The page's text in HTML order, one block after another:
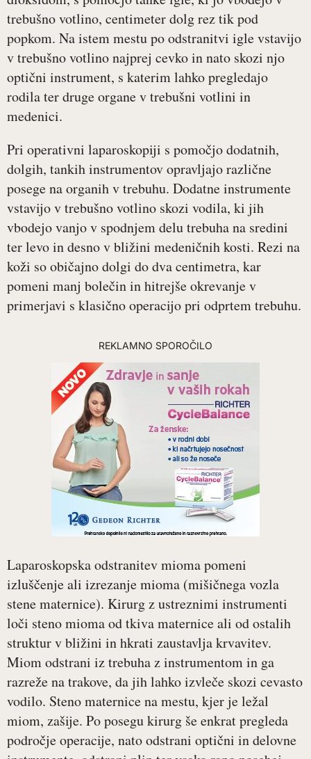
trebušno votlino, centimeter dolg rez tik pod
popkom. Na istem mestu po odstranitvi igle vstavijo
v trebušno votlino najprej cevko in nato skozi njo
optični instrument, s katerim lahko pregledajo
rodila ter druge organe v trebušni votlini in
medenici.
Pri operativni laparoskopiji s pomočjo dodatnih,
dolgih, tankih instrumentov opravljajo različne
posege na organih v trebuhu. Dodatne instrumente
vstavijo v trebušno votlino skozi vodila, ki jih
vbodejo vanjo v spodnjem delu trebuha na sredini
ter levo in desno v bližini medeničnih kosti. Rezi na
koži so običajno dolgi do dva centimetra, kar
pomeni manj bolečin in hitrejše okrevanje v
primerjavi s klasično operacijo pri odprtem trebuhu.
REKLAMNO SPOROČILO
Laparoskopska odstranitev mioma pomeni
izluščenje ali izrezanje mioma (mišičnega vozla
stene maternice). Kirurg z ustreznimi instrumenti
loči steno mioma od tkiva maternice ali od ostalih
struktur v bližini in hkrati zaustavlja krvavitev.
Miom odstrani iz trebuha z instrumentom in ga
razreže na trakove, da jih lahko izvleče skozi cevasto
vodilo. Steno maternice na mestu, kjer je ležal
miom, zašije. Po posegu kirurg še enkrat pregleda
področje operacije, nato odstrani optični in delovne